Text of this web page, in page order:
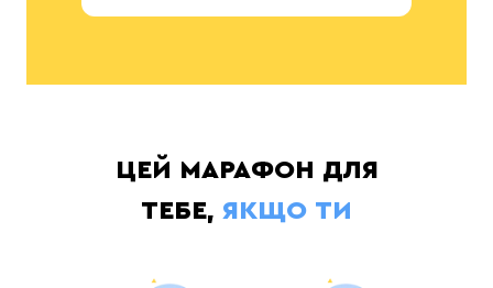
ЦЕЙ МАРАФОН ДЛЯ
ТЕБЕ, ЯКЩО ТИ